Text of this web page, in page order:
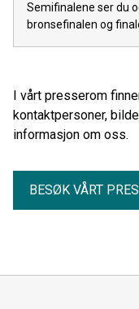
Semifinalene ser du
bronsefinalen og
I vårt presserom
kontaktpersoner,
informasjon om oss.
BESØK VÅRT